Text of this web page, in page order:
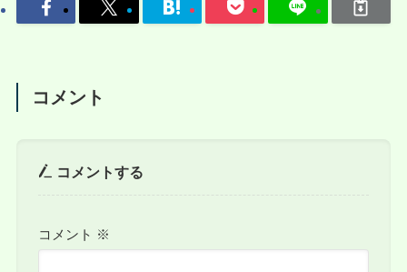
コメント
コメントする
コメント ※